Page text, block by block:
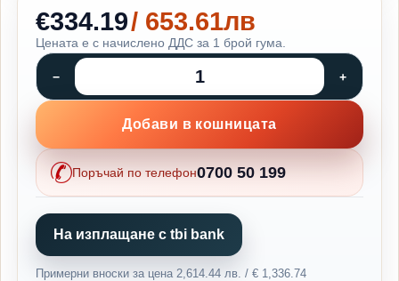
€334.19/ 653.61лв
Цената е с начислено ДДС за 1 брой гума.
Добави в кошницата
Поръчай по телефон0700 50 199
На изплащане с tbi bank
Примерни вноски за цена 2,614.44 лв. / € 1,336.74